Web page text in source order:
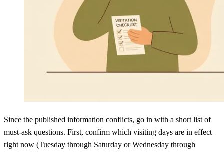
Since the published information conflicts, go in with a short list of
must-ask questions. First, confirm which visiting days are in effect
right now (Tuesday through Saturday or Wednesday through